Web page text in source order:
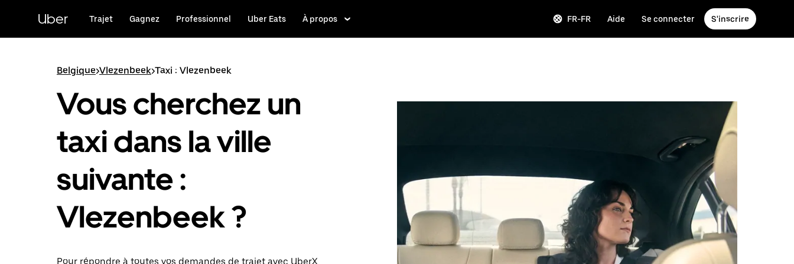
principal
Uber Trajet Gagnez Professionnel Uber Eats À propos FR-FR Aide Se connecter S'inscrire
Belgique>Vlezenbeek>Taxi : Vlezenbeek
Vous cherchez un
taxi dans la ville
suivante :
Vlezenbeek ?
Pour répondre à toutes vos demandes de trajet avec UberX